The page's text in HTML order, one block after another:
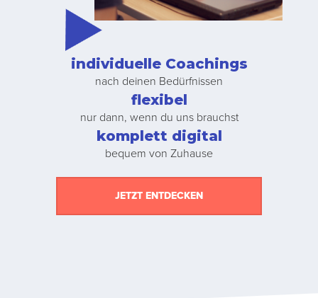
individuelle Coachings
nach deinen Bedürfnissen
flexibel
nur dann, wenn du uns brauchst
komplett digital
bequem von Zuhause
JETZT ENTDECKEN